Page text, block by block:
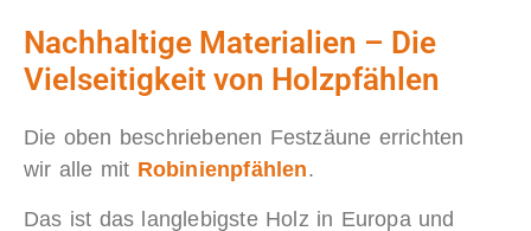
Nachhaltige Materialien – Die
Vielseitigkeit von Holzpfählen
Die oben beschriebenen Festzäune errichten
wir alle mit Robinienpfählen.
Das ist das langlebigste Holz in Europa und